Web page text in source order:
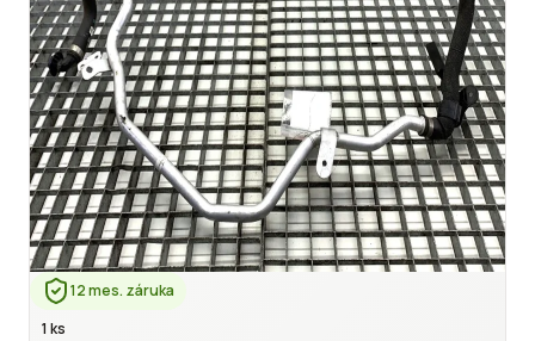
12 mes. záruka
1 ks